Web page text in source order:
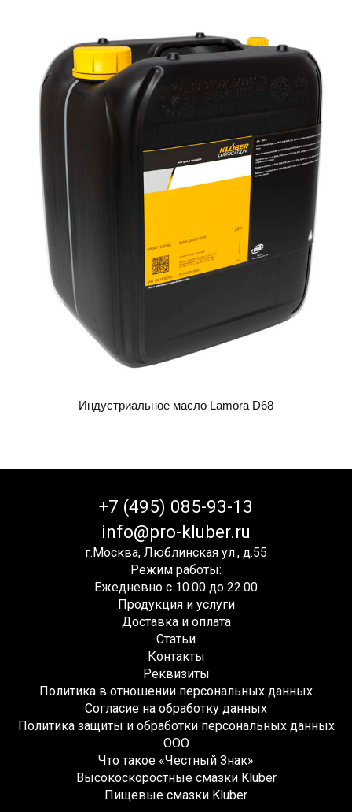
Индустриальное масло Lamora D68
+7 (495) 085-93-13
info@pro-kluber.ru
г.Москва, Люблинская ул., д.55
Режим работы:
Ежедневно с 10.00 до 22.00
Продукция и услуги
Доставка и оплата
Статьи
Контакты
Реквизиты
Политика в отношении персональных данных
Согласие на обработку данных
Политика защиты и обработки персональных данных
ООО
Что такое «Честный Знак»
Высокоскоростные смазки Kluber
Пищевые смазки Kluber